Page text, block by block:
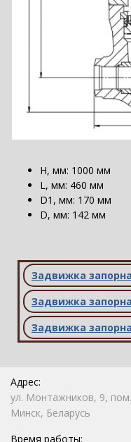
Задвижка
Задвижка
Задвижка
H, мм: 1000 мм
L, мм: 460 мм
D1, мм: 170 мм
D, мм: 142 мм
Адрес:
ул. Монтажников, 9,
Минск, Беларусь
Время работы: